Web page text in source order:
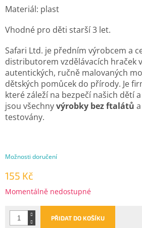
155 Kč
Měrná
Momentálně nedostupné
Možnosti doručení
PŘIDAT DO KOŠÍKU
Materiál: plast
Vhodné pro děti starší 3 let.
Safari Ltd. je předním výrobcem a
distributorem vzdělávacích hraček
autentických, ručně malovaných
dětských pomůcek do přírody. Je
které záleží na bezpečí našich dětí
jsou všechnyvýrobky bez ftalátů
testovány.